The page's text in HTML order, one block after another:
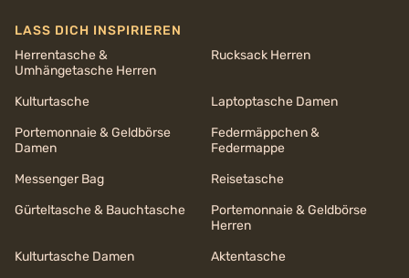
LASS DICH INSPIRIEREN
Herrentasche &
Umhängetasche Herren
Rucksack Herren
Kulturtasche
Laptoptasche Damen
Portemonnaie & Geldbörse
Damen
Federmäppchen &
Federmappe
Messenger Bag
Reisetasche
Gürteltasche & Bauchtasche
Portemonnaie & Geldbörse
Herren
Kulturtasche Damen
Aktentasche